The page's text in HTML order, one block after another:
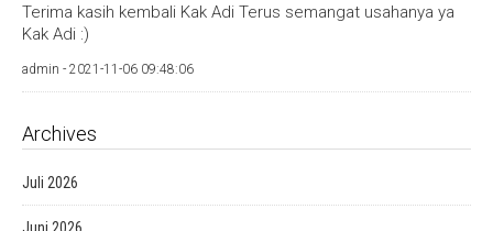
Terima kasih kembali Kak Adi Terus semangat usahanya ya
Kak Adi :)
admin - 2021-11-06 09:48:06
Archives
Juli 2026
Juni 2026